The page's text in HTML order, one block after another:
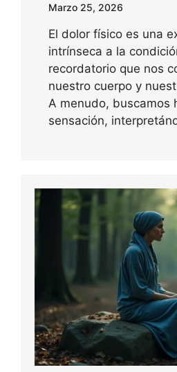
Marzo 25, 2026
El dolor físico es una
intrínseca a la
recordatorio que nos
nuestro cuerpo y
A menudo, buscamos
sensación,